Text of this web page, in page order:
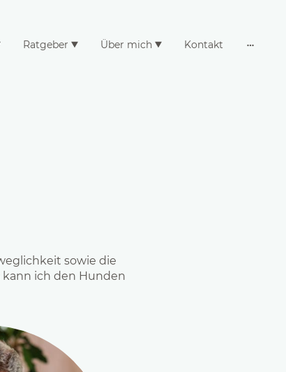
Ratgeber Über mich Kontakt
sowie die
ich den Hunden